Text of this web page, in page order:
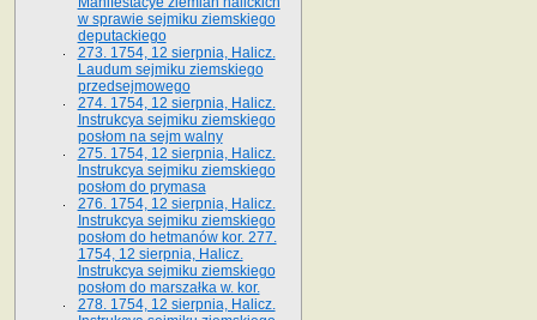
w sprawie sejmiku ziemskiego
deputackiego
273. 1754, 12 sierpnia, Halicz.
Laudum sejmiku ziemskiego
przedsejmowego
274. 1754, 12 sierpnia, Halicz.
Instrukcya sejmiku ziemskiego
posłom na sejm walny
275. 1754, 12 sierpnia, Halicz.
Instrukcya sejmiku ziemskiego
posłom do prymasa
276. 1754, 12 sierpnia, Halicz.
Instrukcya sejmiku ziemskiego
posłom do hetmanów kor. 277.
1754, 12 sierpnia, Halicz.
Instrukcya sejmiku ziemskiego
posłom do marszałka w. kor.
278. 1754, 12 sierpnia, Halicz.